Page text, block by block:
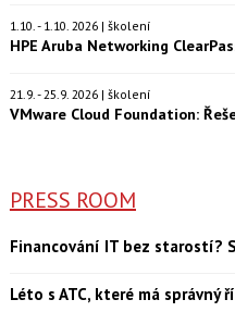
1.10. - 1.10. 2026 | školení
HPE Aruba Networking
21.9. - 25.9. 2026 | školení
VMware Cloud Foundation:
PRESS ROOM
Financování IT bez starostí?
Léto s ATC, které má správný